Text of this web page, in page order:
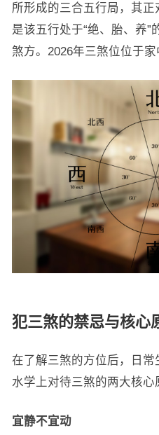
所形成的三合五行局，其
是该五行处于“绝、胎、养”
煞方。2026年三煞位位于家
犯三煞的禁忌与核心
在了解三煞的方位后，日
水学上对待三煞的两大核心
宜静不宜动